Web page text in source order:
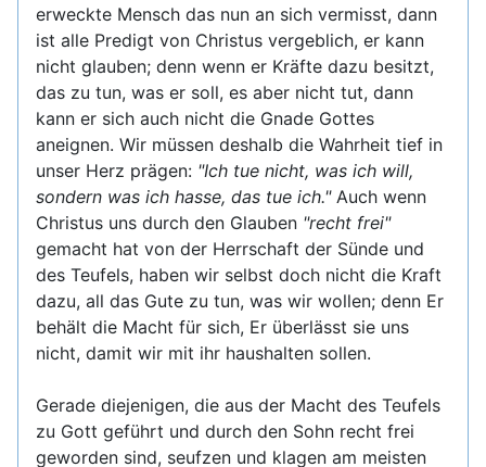
erweckte Mensch das nun an sich vermisst, dann
ist alle Predigt von Christus vergeblich, er kann
nicht glauben; denn wenn er Kräfte dazu besitzt,
das zu tun, was er soll, es aber nicht tut, dann
kann er sich auch nicht die Gnade Gottes
aneignen. Wir müssen deshalb die Wahrheit tief in
unser Herz prägen: "Ich tue nicht, was ich will,
sondern was ich hasse, das tue ich."Auch wenn
Christus uns durch den Glauben "recht frei"
gemacht hat von der Herrschaft der Sünde und
des Teufels, haben wir selbst doch nicht die Kraft
dazu, all das Gute zu tun, was wir wollen; denn Er
behält die Macht für sich, Er überlässt sie uns
nicht, damit wir mit ihr haushalten sollen.
Gerade diejenigen, die aus der Macht des Teufels
zu Gott geführt und durch den Sohn recht frei
geworden sind, seufzen und klagen am meisten